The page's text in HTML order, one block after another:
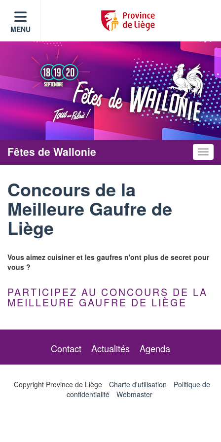
MENU
Fêtes de Wallonie
Concours de la
Meilleure Gaufre de
Liège
Vous aimez cuisiner et les gaufres n'ont plus de secret pour
vous ?
PARTICIPEZ AU CONCOURS DE LA
MEILLEURE GAUFRE DE LIÈGE
Contact Actualités Agenda
Copyright Province de Liège Charte d'utilisation
Politique de
confidentialité
Webmaster